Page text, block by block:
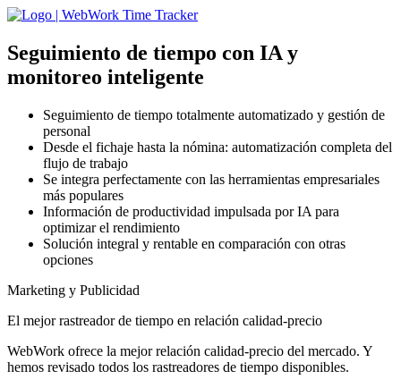
Seguimiento de tiempo con IA y
monitoreo inteligente
Seguimiento de tiempo totalmente automatizado y gestión de
personal
Desde el fichaje hasta la nómina: automatización completa del
flujo de trabajo
Se integra perfectamente con las herramientas empresariales
más populares
Información de productividad impulsada por IA para
optimizar el rendimiento
Solución integral y rentable en comparación con otras
opciones
Marketing y Publicidad
El mejor rastreador de tiempo en relación calidad-precio
WebWork ofrece la mejor relación calidad-precio del mercado. Y
hemos revisado todos los rastreadores de tiempo disponibles.